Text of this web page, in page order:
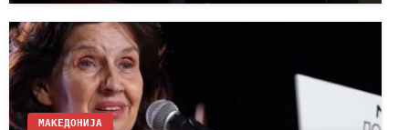
МАКЕДОНИЈА